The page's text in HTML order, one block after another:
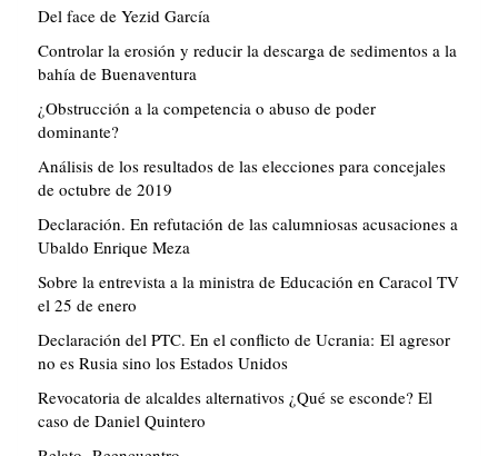
Del face de Yezid García
Controlar la erosión y reducir la descarga de sedimentos a la
bahía de Buenaventura
¿Obstrucción a la competencia o abuso de poder
dominante?
Análisis de los resultados de las elecciones para concejales
de octubre de 2019
Declaración. En refutación de las calumniosas acusaciones a
Ubaldo Enrique Meza
Sobre la entrevista a la ministra de Educación en Caracol TV
el 25 de enero
Declaración del PTC. En el conflicto de Ucrania: El agresor
no es Rusia sino los Estados Unidos
Revocatoria de alcaldes alternativos ¿Qué se esconde? El
caso de Daniel Quintero